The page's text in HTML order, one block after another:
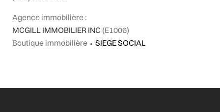
Agence immobilière :
MCGILL IMMOBILIER INC (E1006)
Boutique immobilière ⬩ SIEGE SOCIAL